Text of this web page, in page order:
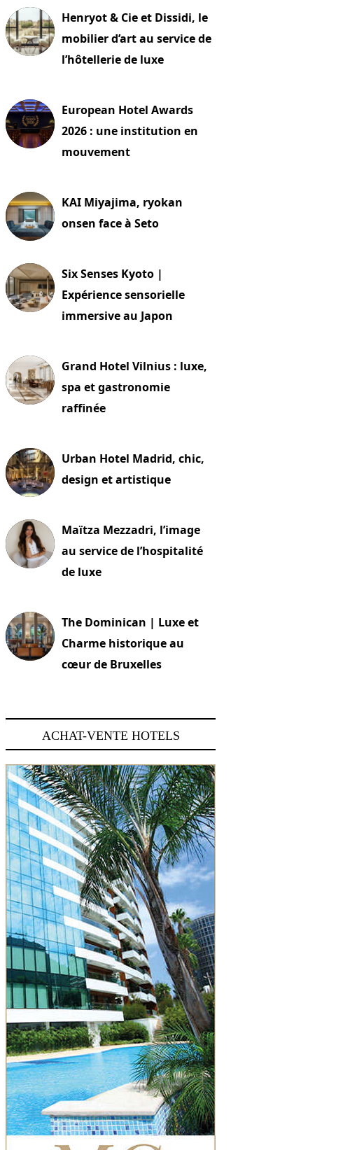
Henryot & Cie et Dissidi, le
mobilier d’art au service de
l’hôtellerie de luxe
European Hotel Awards
2026 : une institution en
mouvement
KAI Miyajima, ryokan
onsen face à Seto
Six Senses Kyoto |
Expérience sensorielle
immersive au Japon
Grand Hotel Vilnius : luxe,
spa et gastronomie
raffinée
Urban Hotel Madrid, chic,
design et artistique
Maïtza Mezzadri, l’image
au service de l’hospitalité
de luxe
The Dominican | Luxe et
Charme historique au
cœur de Bruxelles
ACHAT-VENTE HOTELS